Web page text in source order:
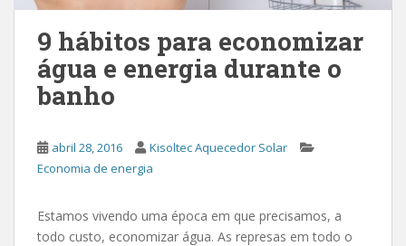
9 hábitos para economizar
água e energia durante o
banho
abril 28, 2016
Kisoltec Aquecedor Solar
Economia de energia
Estamos vivendo uma época em que precisamos, a
todo custo, economizar água. As represas em todo o